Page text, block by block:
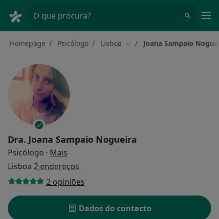
O que procura?
Homepage Psicólogo Lisboa Mudar de cidade
Joana Sampaio
Dra. Joana Sampaio Nogueira
Psicólogo · Mais
Lisboa 2 endereços
2 opiniões
Dados do contacto